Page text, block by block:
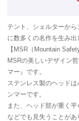
テント、シェルターか
に数多くの名作を生み
【MSR（Mountain
MSRの美しいデザイン
マー』です。
ステンレス製のヘッド
ンマーです。
また、ヘッド部が重く
などでも見失うことがあ